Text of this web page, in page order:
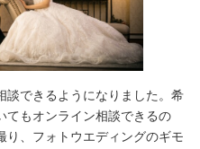
談できるようになりました。希
てもオンライン相談できるの
り、フォトウエディングのギモ